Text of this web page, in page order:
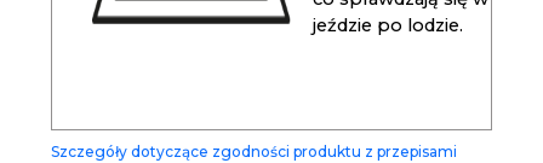
jeździe po lodzie.
Szczegóły dotyczące zgodności produktu z przepisami